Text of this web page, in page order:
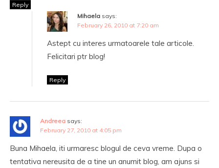
Reply
Mihaela says:
February 26, 2010 at 7:20 am
Astept cu interes urmatoarele tale articole.
Felicitari ptr blog!
Reply
Andreea says:
February 27, 2010 at 4:05 pm
Buna Mihaela, iti urmaresc blogul de ceva vreme. Dupa o
tentativa nereusita de a tine un anumit blog, am ajuns si